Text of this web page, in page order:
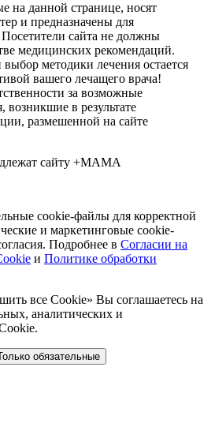
на данной странице, носят
и предназначены для
сайта не должны
медицинских рекомендаций.
методики лечения остается
вашего лечащего врача!
за возможные
возникшие в результате
размешенной на сайте
сайту +МАМА
cookie-файлы для корректной
и маркетинговые cookie-
Подробнее в Согласии на
и Политике обработки
все Cookie» Вы соглашаетесь на
аналитических и
обязательные